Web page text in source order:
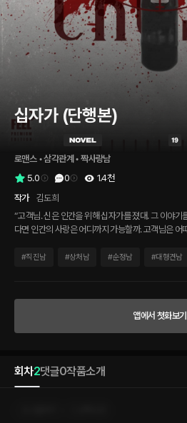
십자가 (단행본)
로맨스 • 삼각관계 • 짝사랑남
5.0
0 1.4천
작가
김도희
“고객님. 신은 인간을 위해 십자가를 졌대. 그 이야기
다면 인간의 사랑은 어디까지 가능할까. 고객님은 어
남수호. 작은 조직을 이끌며 장기 밀매를 알선해 온
고, 이서의 무모한 용기는 수호의 호기심을 자극한다
녀를 위해 이서에게 접근하기 시작하는데……. ‘자신을 다 내어주는 한이 있더라도 지켜
사랑의 끝을.” 사랑하는 것을 포기하지 않는 일이 세상에서 가장 어려운 일이라는 사실
을, 그때는 몰랐다.
#직진남 #상처남 #순정남 #대형견남
앱에서 첫화보기
회차2댓글0작품소개